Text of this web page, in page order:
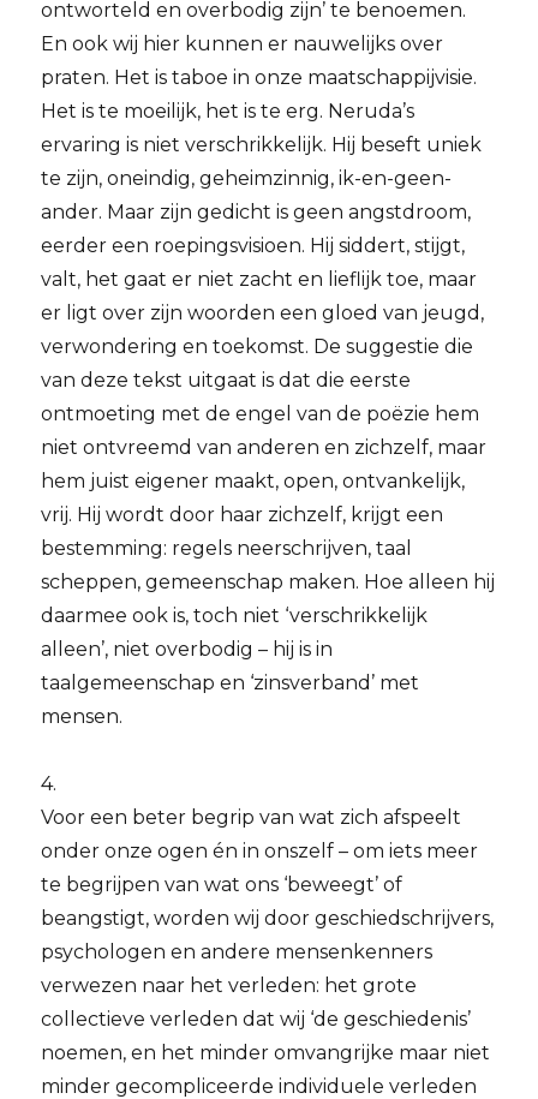
ontworteld en overbodig zijn’ te benoemen.
En ook wij hier kunnen er nauwelijks over
praten. Het is taboe in onze maatschappijvisie.
Het is te moeilijk, het is te erg. Neruda’s
ervaring is niet verschrikkelijk. Hij beseft uniek
te zijn, oneindig, geheimzinnig, ik-en-geen-
ander. Maar zijn gedicht is geen angstdroom,
eerder een roepingsvisioen. Hij siddert, stijgt,
valt, het gaat er niet zacht en lieflijk toe, maar
er ligt over zijn woorden een gloed van jeugd,
verwondering en toekomst. De suggestie die
van deze tekst uitgaat is dat die eerste
ontmoeting met de engel van de poëzie hem
niet ontvreemd van anderen en zichzelf, maar
hem juist eigener maakt, open, ontvankelijk,
vrij. Hij wordt door haar zichzelf, krijgt een
bestemming: regels neerschrijven, taal
scheppen, gemeenschap maken. Hoe alleen hij
daarmee ook is, toch niet ‘verschrikkelijk
alleen’, niet overbodig – hij is in
taalgemeenschap en ‘zinsverband’ met
mensen.
4.
Voor een beter begrip van wat zich afspeelt
onder onze ogen én in onszelf – om iets meer
te begrijpen van wat ons ‘beweegt’ of
beangstigt, worden wij door geschiedschrijvers,
psychologen en andere mensenkenners
verwezen naar het verleden: het grote
collectieve verleden dat wij ‘de geschiedenis’
noemen, en het minder omvangrijke maar niet
minder gecompliceerde individuele verleden